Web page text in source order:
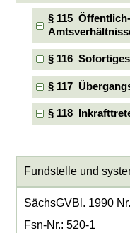
§ 115
§ 116
§ 117
§ 118
Fundstelle und
SächsGVBl. 1990
Fsn-Nr.: 520-1